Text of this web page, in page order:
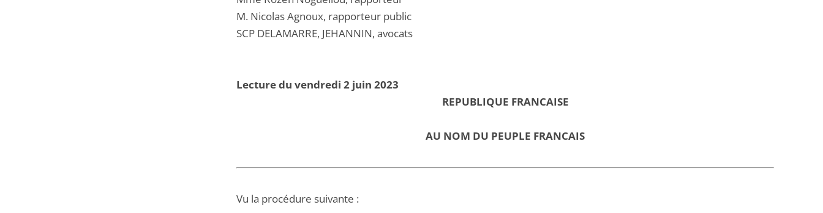
M. Nicolas Agnoux, rapporteur public
SCP DELAMARRE, JEHANNIN, avocats
Lecture du vendredi 2 juin 2023
REPUBLIQUE FRANCAISE
AU NOM DU PEUPLE FRANCAIS
Vu la procédure suivante :